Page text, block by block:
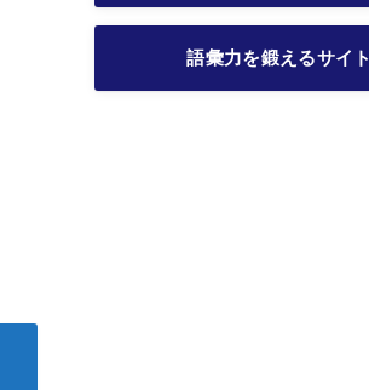
語彙力を鍛えるサイト